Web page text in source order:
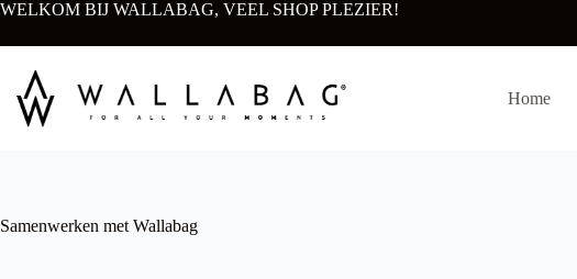
Ga
de
inhoud
WELKOM BIJ WALLABAG, VEEL SHOP PLEZIER!
Home
Samenwerken met Wallabag